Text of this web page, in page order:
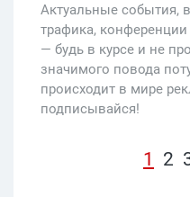
Актуальные события,
трафика,
— будь в курсе и не
значимого повода
происходит в мире
подписывайся!
1 2